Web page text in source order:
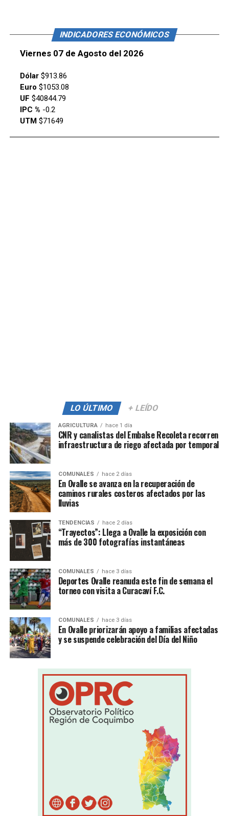
INDICADORES ECONÓMICOS
Viernes 07 de Agosto del 2026
Dólar$913.86
Euro $1053.08
UF $40844.79
IPC % -0.2
UTM$71649
LO ÚLTIMO + LEÍDO
AGRICULTURA hace 1 día
CNR y canalistas del Embalse Recoleta recorren
infraestructura de riego afectada por temporal
COMUNALES hace 2 días
En Ovalle se avanza en la recuperación de
caminos rurales costeros afectados por las
lluvias
TENDENCIAS hace 2 días
“Trayectos”: Llega a Ovalle la exposición con
más de 300 fotografías instantáneas
COMUNALES hace 3 días
Deportes Ovalle reanuda este fin de semana el
torneo con visita a Curacaví F.C.
COMUNALES hace 3 días
En Ovalle priorizarán apoyo a familias afectadas
y se suspende celebración del Día del Niño